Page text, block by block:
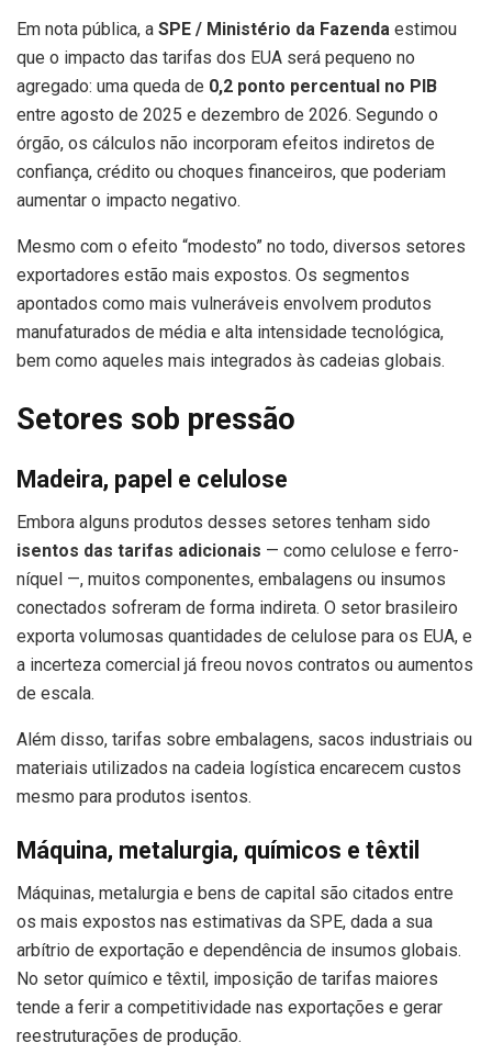
Em nota pública, a SPE / Ministério da Fazenda estimou
que o impacto das tarifas dos EUA será pequeno no
agregado: uma queda de 0,2 ponto percentual no PIB
entre agosto de 2025 e dezembro de 2026. Segundo o
órgão, os cálculos não incorporam efeitos indiretos de
confiança, crédito ou choques financeiros, que poderiam
aumentar o impacto negativo.
Mesmo com o efeito “modesto” no todo, diversos setores
exportadores estão mais expostos. Os segmentos
apontados como mais vulneráveis envolvem produtos
manufaturados de média e alta intensidade tecnológica,
bem como aqueles mais integrados às cadeias globais.
Setores sob pressão
Madeira, papel e celulose
Embora alguns produtos desses setores tenham sido
isentos das tarifas adicionais — como celulose e ferro-
níquel —, muitos componentes, embalagens ou insumos
conectados sofreram de forma indireta. O setor brasileiro
exporta volumosas quantidades de celulose para os EUA, e
a incerteza comercial já freou novos contratos ou aumentos
de escala.
Além disso, tarifas sobre embalagens, sacos industriais ou
materiais utilizados na cadeia logística encarecem custos
mesmo para produtos isentos.
Máquina, metalurgia, químicos e têxtil
Máquinas, metalurgia e bens de capital são citados entre
os mais expostos nas estimativas da SPE, dada a sua
arbítrio de exportação e dependência de insumos globais.
No setor químico e têxtil, imposição de tarifas maiores
tende a ferir a competitividade nas exportações e gerar
reestruturações de produção.